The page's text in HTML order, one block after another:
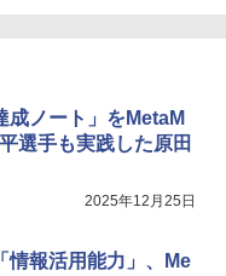
ティッチ エディション
数千点のキッズコンテ
放題
キャビネット
成ノート」をMetaM
選手も実践した原田
2025年12月25日
情報活用能力」、Me